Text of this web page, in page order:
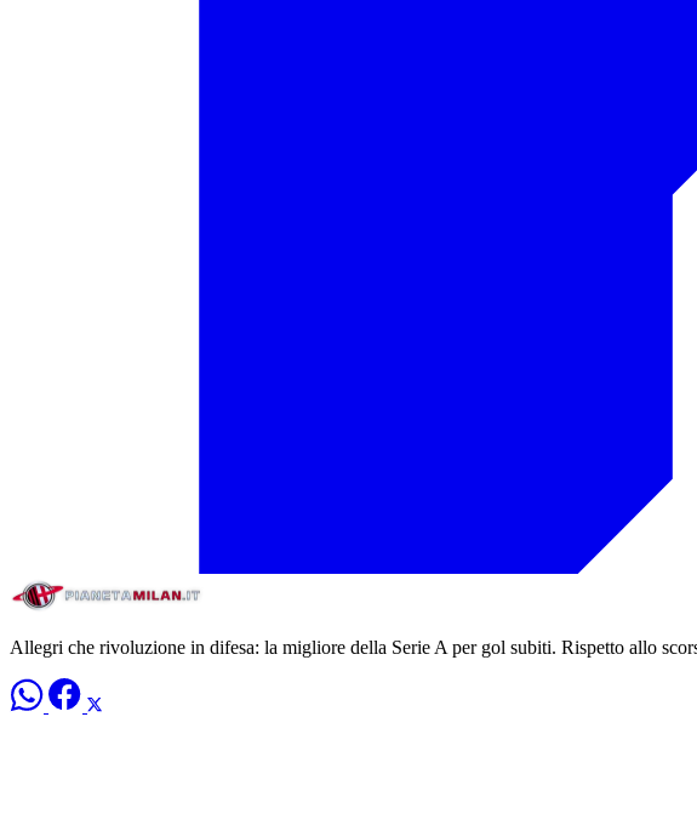
Allegri che rivoluzione in difesa: la migliore della Serie A per gol subiti. Rispetto allo